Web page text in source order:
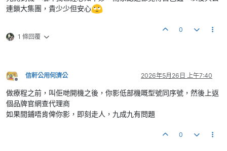
連鎖大集團，貴少少但安心
1 條回覆
0
離線
信軒公用何濟公 2026年5月26日 上午7:40
做療程之前，叫佢哋開機之後，你影低部機嘅型號同序號，然後上返
個品牌官網查代理商
如果間鋪唔肯俾你影，即刻走人，九成九有問題
0